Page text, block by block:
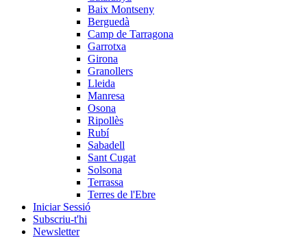
Baix Montseny
Berguedà
Camp de Tarragona
Garrotxa
Girona
Granollers
Lleida
Manresa
Osona
Ripollès
Rubí
Sabadell
Sant Cugat
Solsona
Terrassa
Terres de l'Ebre
Iniciar Sessió
Subscriu-t'hi
Newsletter